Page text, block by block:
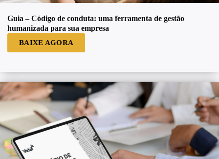
Guia – Código de conduta: uma ferramenta de gestão
humanizada para sua empresa
BAIXE AGORA